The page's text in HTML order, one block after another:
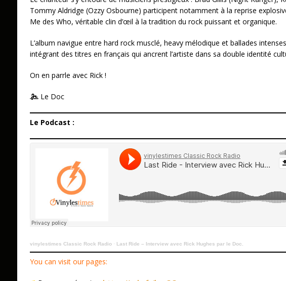
Tommy Aldridge (Ozzy Osbourne) participent notamment à la reprise
Me des Who, véritable clin d’œil à la tradition du rock puissant et organique.
L’album navigue entre hard rock musclé, heavy mélodique et ballades
intégrant des titres en français qui ancrent l’artiste dans sa double identité
On en parrle avec Rick !
Le Doc
Le Podcast :
vinylestimes Classic Rock Radio· Last Ride – Interview avec Rick Hughes par le Doc.
You can visit our pages: